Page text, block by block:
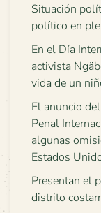
Situación
político en
En el Día
activista
vida de un
El anuncio
Penal
algunas
Estados
Presentan el
distrito